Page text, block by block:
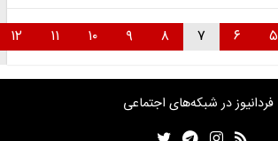
۵ ۶ ۷ ۸ ۹ ۱۰ ۱۱ ۱۲
فردانیوز در شبکه‌های اجتماعی